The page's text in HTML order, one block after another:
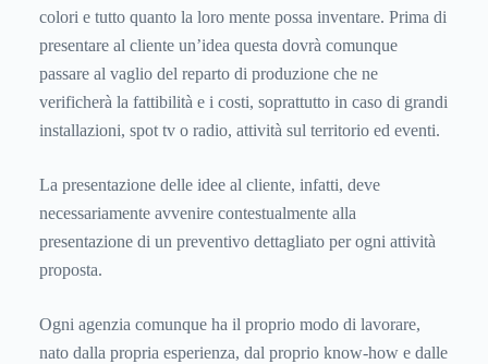
colori e tutto quanto la loro mente possa inventare. Prima di
presentare al cliente un’idea questa dovrà comunque
passare al vaglio del reparto di produzione che ne
verificherà la fattibilità e i costi, soprattutto in caso di grandi
installazioni, spot tv o radio, attività sul territorio ed eventi.
La presentazione delle idee al cliente, infatti, deve
necessariamente avvenire contestualmente alla
presentazione di un preventivo dettagliato per ogni attività
proposta.
Ogni agenzia comunque ha il proprio modo di lavorare,
nato dalla propria esperienza, dal proprio know-how e dalle